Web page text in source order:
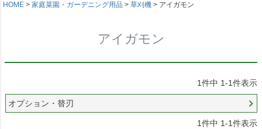
HOME 家庭菜園・ガーデニング用品 草刈機 アイガモン
アイガモン
1件中 1-1件表示
オプション・替刃
1件中 1-1件表示